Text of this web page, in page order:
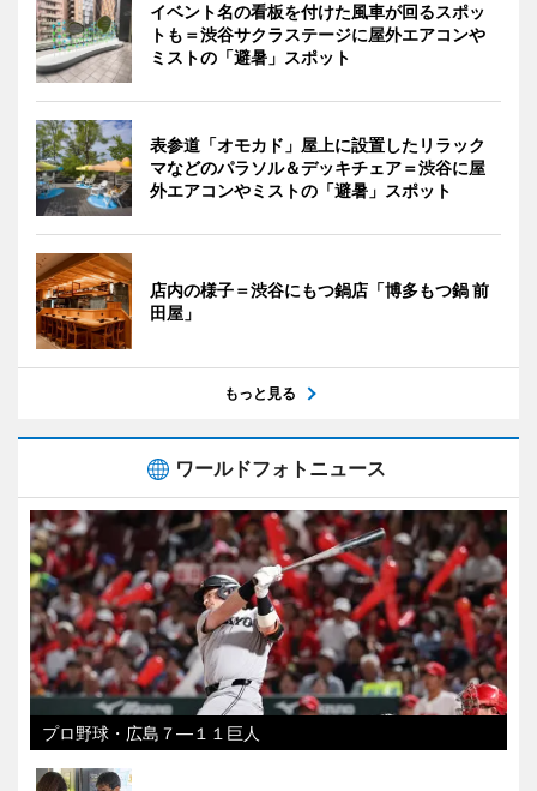
イベント名の看板を付けた風車が回るスポッ
トも＝渋谷サクラステージに屋外エアコンや
ミストの「避暑」スポット
表参道「オモカド」屋上に設置したリラック
マなどのパラソル＆デッキチェア＝渋谷に屋
外エアコンやミストの「避暑」スポット
店内の様子＝渋谷にもつ鍋店「博多もつ鍋 前
田屋」
もっと見る
ワールドフォトニュース
プロ野球・広島７―１１巨人